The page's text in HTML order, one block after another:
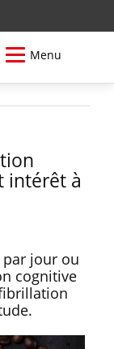
Menu
intérêt à
par jour ou
cognitive